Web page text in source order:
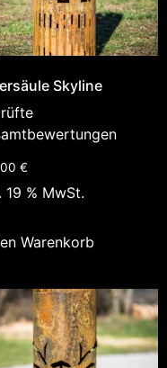
Skyline
€
19 % MwSt.
Warenkorb